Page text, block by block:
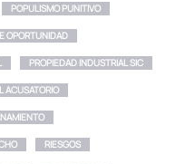
POPULISMO PUNITIVO
OPORTUNIDAD
PROPIEDAD INDUSTRIAL SIC
ACUSATORIO
RIESGOS